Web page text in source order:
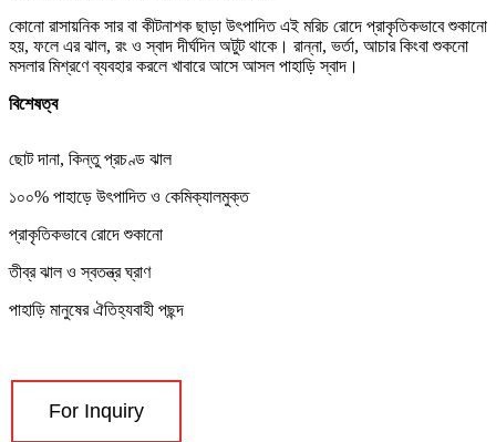
কোনো রাসায়নিক সার বা কীটনাশক ছাড়া উৎপাদিত এই মরিচ রোদে প্রাকৃতিকভাবে শুকানো
হয়, ফলে এর ঝাল, রং ও স্বাদ দীর্ঘদিন অটুট থাকে। রান্না, ভর্তা, আচার কিংবা শুকনো
মসলার মিশ্রণে ব্যবহার করলে খাবারে আসে আসল পাহাড়ি স্বাদ।
বিশেষত্ব
ছোট দানা, কিন্তু প্রচণ্ড ঝাল
১০০% পাহাড়ে উৎপাদিত ও কেমিক্যালমুক্ত
প্রাকৃতিকভাবে রোদে শুকানো
তীব্র ঝাল ও স্বতন্ত্র ঘ্রাণ
পাহাড়ি মানুষের ঐতিহ্যবাহী পছন্দ
For Inquiry